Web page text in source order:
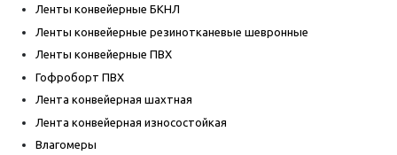
Ленты конвейерные БКНЛ
Ленты конвейерные резинотканевые шевронные
Ленты конвейерные ПВХ
Гофроборт ПВХ
Лента конвейерная шахтная
Лента конвейерная износостойкая
Влагомеры